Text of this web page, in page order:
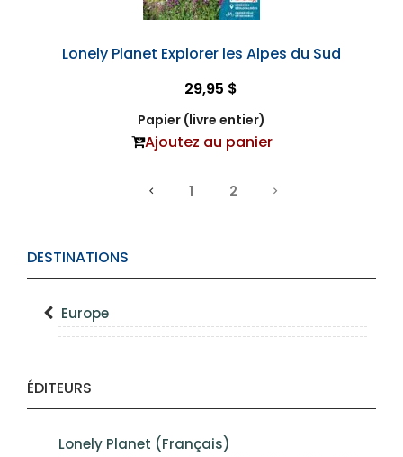
DESTINATIONS
Europe
ÉDITEURS
Lonely Planet (Français)
Lonely Planet Explorer les Alpes du Sud
29,95 $
Papier (livre entier)
Ajoutez au panier
1 2